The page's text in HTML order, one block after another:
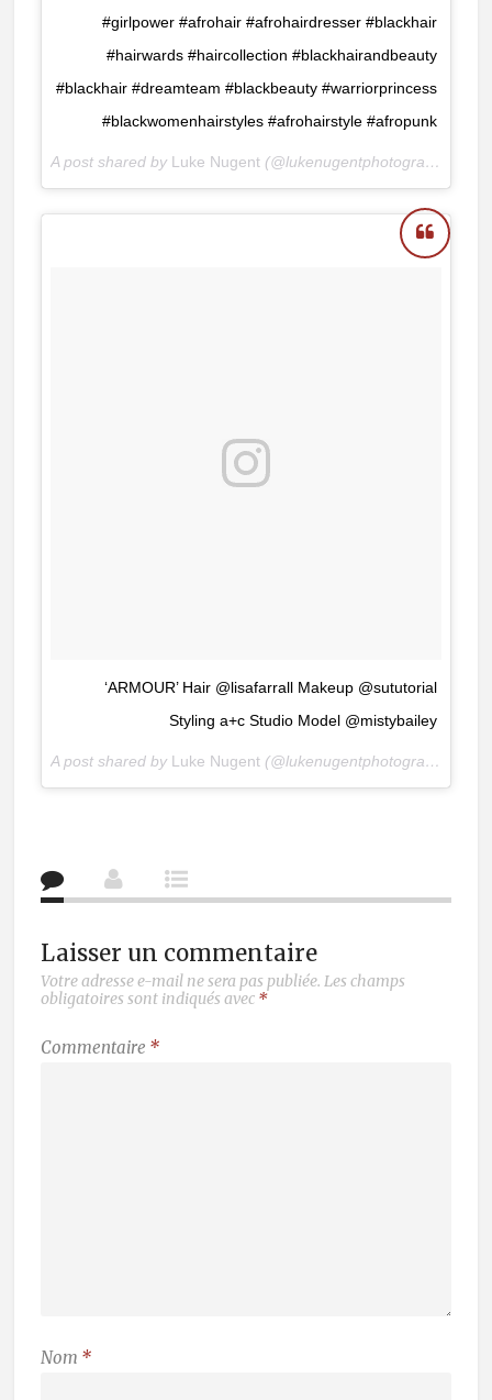
#girlpower #afrohair #afrohairdresser #blackhair
#hairwards #haircollection #blackhairandbeauty
#blackhair #dreamteam #blackbeauty #warriorprincess
#blackwomenhairstyles #afrohairstyle #afropunk
A post shared by Luke Nugent(@lukenugentphotography) on
‘ARMOUR’ Hair @lisafarrall Makeup @sututorial
Styling a+c Studio Model @mistybailey
A post shared by Luke Nugent(@lukenugentphotography) on
Laisser un commentaire
Votre adresse e-mail ne sera pas publiée. Les champs
obligatoires sont indiqués avec *
Commentaire *
Nom *